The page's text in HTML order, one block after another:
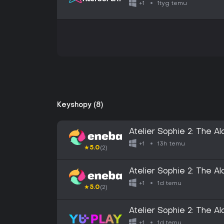
+1 1tyg temu
Keyshopy (8)
★5.0(2)
Atelier Sophie 2: The
Digital Deluxe Edition
+1 13h temu
★5.0(2)
Atelier Sophie 2: The
Digital Deluxe Edition
+1 1d temu
Atelier Sophie 2: The
Digital Deluxe Edition
1d temu